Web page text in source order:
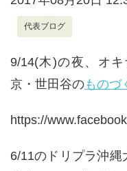
代表ブログ
9/14(木)の夜、オ
京・世田谷のものづ
https://
6/11のドリプラ沖